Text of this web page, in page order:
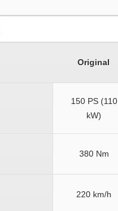
Original
150 PS (110
kW)
380 Nm
220 km/h